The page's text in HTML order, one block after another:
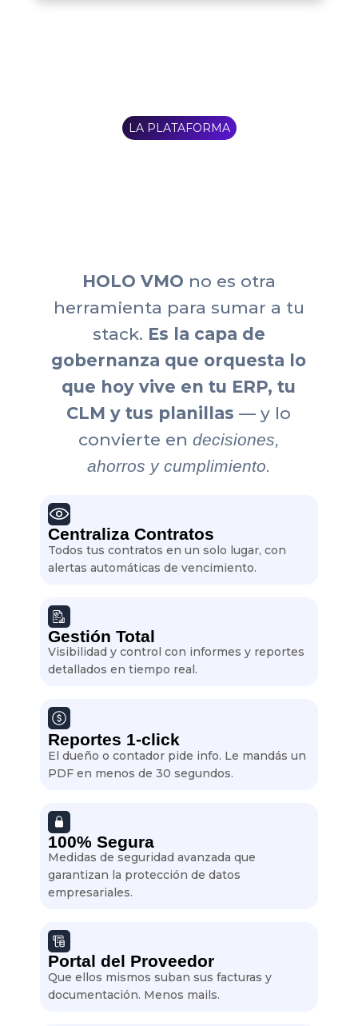
LA PLATAFORMA
HOLO VMO no es otra
herramienta para sumar a tu
stack. Es la capa de
gobernanza que orquesta lo
que hoy vive en tu ERP, tu
CLM y tus planillas — y lo
convierte en decisiones,
ahorros y cumplimiento.
Centraliza Contratos
Todos tus contratos en un solo lugar, con
alertas automáticas de vencimiento.
Gestión Total
Visibilidad y control con informes y reportes
detallados en tiempo real.
Reportes 1-click
El dueño o contador pide info. Le mandás un
PDF en menos de 30 segundos.
100% Segura
Medidas de seguridad avanzada que
garantizan la protección de datos
empresariales.
Portal del Proveedor
Que ellos mismos suban sus facturas y
documentación. Menos mails.